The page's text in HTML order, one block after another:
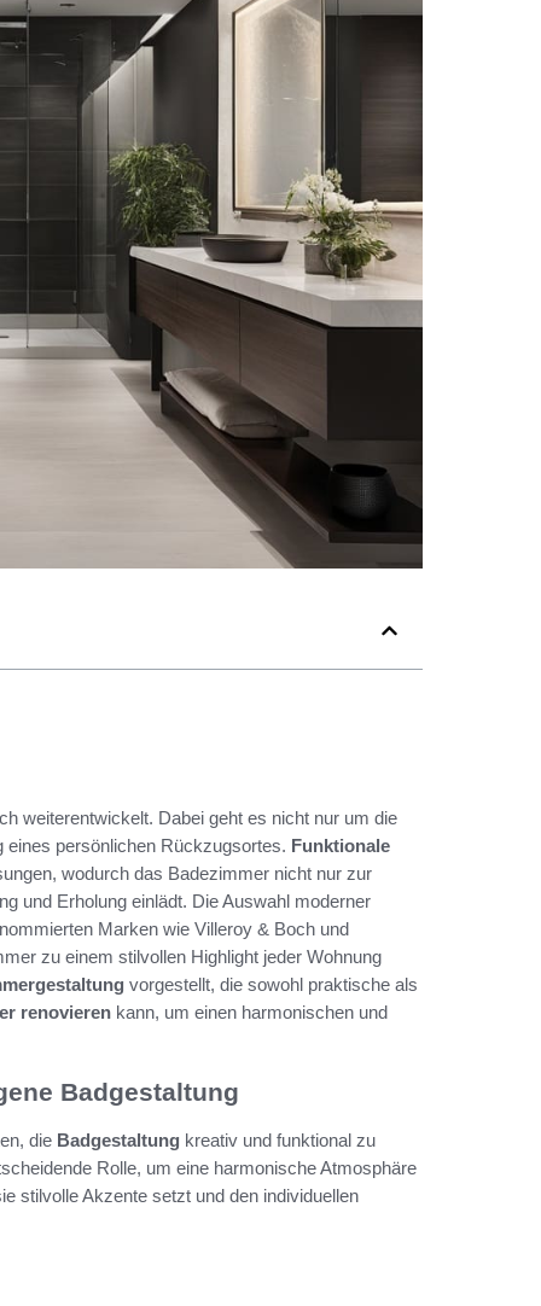
weiterentwickelt. Dabei geht es nicht nur um die
persönlichen Rückzugsortes. Funktionale
wodurch das Badezimmer nicht nur zur
und Erholung einlädt. Die Auswahl moderner
Marken wie Villeroy & Boch und
zu einem stilvollen Highlight jeder Wohnung
vorgestellt, die sowohl praktische als
renovieren kann, um einen harmonischen und
Badgestaltung
die Badgestaltung kreativ und funktional zu
Rolle, um eine harmonische Atmosphäre
stilvolle Akzente setzt und den individuellen